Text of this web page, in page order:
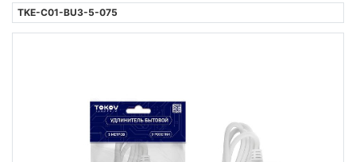
TKE-C01-BU3-5-075